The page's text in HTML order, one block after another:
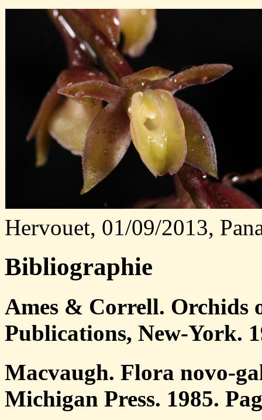
Hervouet, 01/09/2013,
Bibliographie
Ames & Correll. Orchids
Publications, New-York.
Macvaugh. Flora novo-
Michigan Press. 1985.